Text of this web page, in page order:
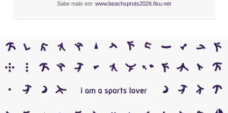
Sabe mais em: www.beachsprots2026.fisu.net